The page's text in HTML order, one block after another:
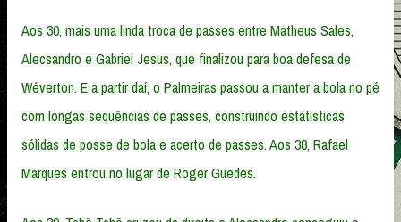
Aos 30, mais uma linda troca de passes entre Matheus Sales,
Alecsandro e Gabriel Jesus, que finalizou para boa defesa de
Wéverton. E a partir daí, o Palmeiras passou a manter a bola no pé
com longas sequências de passes, construindo estatísticas
sólidas de posse de bola e acerto de passes. Aos 38, Rafael
Marques entrou no lugar de Roger Guedes.